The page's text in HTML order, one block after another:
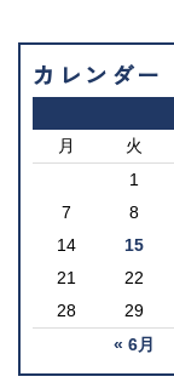
カレンダー
月
火
« 6月
1
7
8
14
15
21
22
28
29